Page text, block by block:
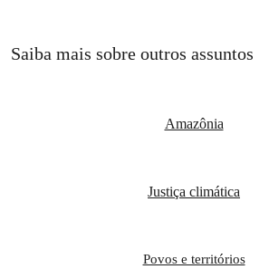
Saiba mais sobre outros assuntos
Amazônia
Justiça climática
Povos e territórios